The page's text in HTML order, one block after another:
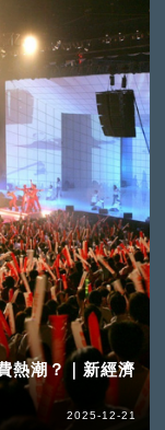
熱潮？｜新經濟
2025-12-21